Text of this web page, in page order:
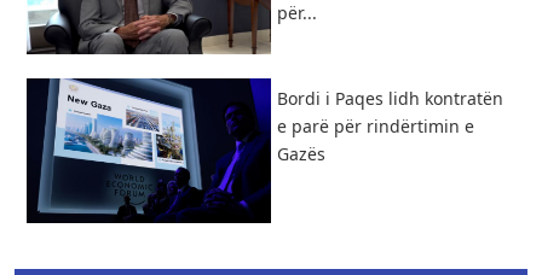
për...
Bordi i Paqes lidh kontratën
e parë për rindërtimin e
Gazës